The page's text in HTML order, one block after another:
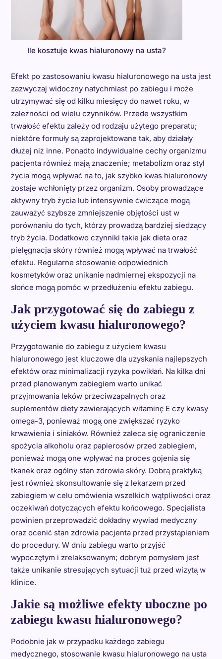
Ile kosztuje kwas hialuronowy na usta?
Efekt po zastosowaniu kwasu hialuronowego na usta jest
zazwyczaj widoczny natychmiast po zabiegu i może
utrzymywać się od kilku miesięcy do nawet roku, w
zależności od wielu czynników. Przede wszystkim
trwałość efektu zależy od rodzaju użytego preparatu;
niektóre formuły są zaprojektowane tak, aby działały
dłużej niż inne. Ponadto indywidualne cechy organizmu
pacjenta również mają znaczenie; metabolizm oraz styl
życia mogą wpływać na to, jak szybko kwas hialuronowy
zostaje wchłonięty przez organizm. Osoby prowadzące
aktywny tryb życia lub intensywnie ćwiczące mogą
zauważyć szybsze zmniejszenie objętości ust w
porównaniu do tych, którzy prowadzą bardziej siedzący
tryb życia. Dodatkowo czynniki takie jak dieta oraz
pielęgnacja skóry również mogą wpływać na trwałość
efektu. Regularne stosowanie odpowiednich
kosmetyków oraz unikanie nadmiernej ekspozycji na
słońce mogą pomóc w przedłużeniu efektu zabiegu.
Jak przygotować się do zabiegu z
użyciem kwasu hialuronowego?
Przygotowanie do zabiegu z użyciem kwasu
hialuronowego jest kluczowe dla uzyskania najlepszych
efektów oraz minimalizacji ryzyka powikłań. Na kilka dni
przed planowanym zabiegiem warto unikać
przyjmowania leków przeciwzapalnych oraz
suplementów diety zawierających witaminę E czy kwasy
omega-3, ponieważ mogą one zwiększać ryzyko
krwawienia i siniaków. Również zaleca się ograniczenie
spożycia alkoholu oraz papierosów przed zabiegiem,
ponieważ mogą one wpływać na proces gojenia się
tkanek oraz ogólny stan zdrowia skóry. Dobrą praktyką
jest również skonsultowanie się z lekarzem przed
zabiegiem w celu omówienia wszelkich wątpliwości oraz
oczekiwań dotyczących efektu końcowego. Specjalista
powinien przeprowadzić dokładny wywiad medyczny
oraz ocenić stan zdrowia pacjenta przed przystąpieniem
do procedury. W dniu zabiegu warto przyjść
wypoczętym i zrelaksowanym; dobrym pomysłem jest
także unikanie stresujących sytuacji tuż przed wizytą w
klinice.
Jakie są możliwe efekty uboczne po
zabiegu kwasu hialuronowego?
Podobnie jak w przypadku każdego zabiegu
medycznego, stosowanie kwasu hialuronowego na usta